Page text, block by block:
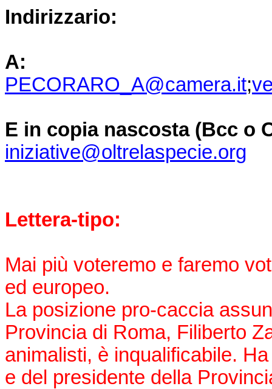
Indirizzario:
A:
PECORARO_A@camera.it;
E in copia nascosta (Bcc o
iniziative@oltrelaspecie.org
Lettera-tipo:
Mai più voteremo e faremo
ed europeo.
La posizione pro-caccia
Provincia di Roma, Filiberto
animalisti, è inqualificabile.
e del presidente della